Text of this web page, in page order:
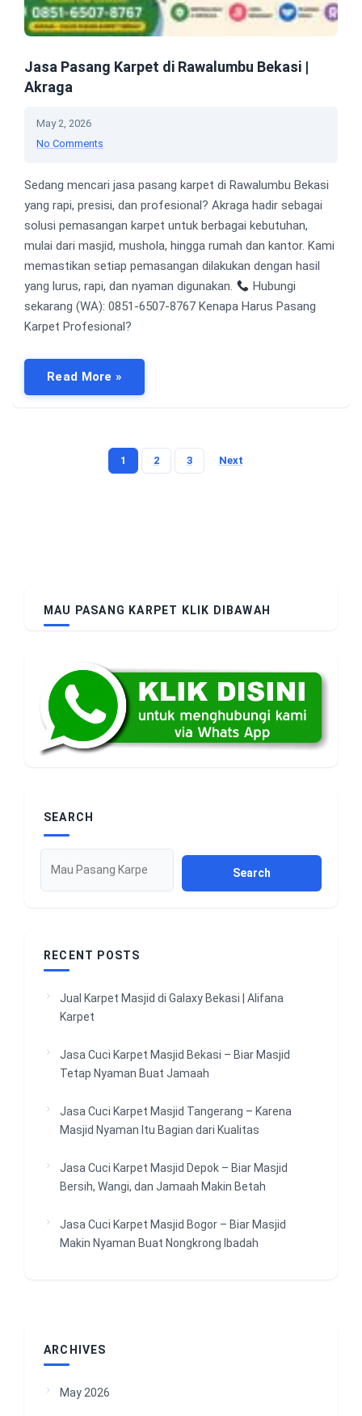
Jasa Pasang Karpet di Rawalumbu Bekasi |
Akraga
May 2, 2026
No Comments
Sedang mencari jasa pasang karpet di Rawalumbu Bekasi
yang rapi, presisi, dan profesional? Akraga hadir sebagai
solusi pemasangan karpet untuk berbagai kebutuhan,
mulai dari masjid, mushola, hingga rumah dan kantor. Kami
memastikan setiap pemasangan dilakukan dengan hasil
yang lurus, rapi, dan nyaman digunakan.
Hubungi
sekarang (WA): 0851-6507-8767 Kenapa Harus Pasang
Karpet Profesional?
Read More »
1 2 3 Next
MAU PASANG KARPET KLIK DIBAWAH
SEARCH
Search
RECENT POSTS
Jual Karpet Masjid di Galaxy Bekasi | Alifana
Karpet
Jasa Cuci Karpet Masjid Bekasi – Biar Masjid
Tetap Nyaman Buat Jamaah
Jasa Cuci Karpet Masjid Tangerang – Karena
Masjid Nyaman Itu Bagian dari Kualitas
Jasa Cuci Karpet Masjid Depok – Biar Masjid
Bersih, Wangi, dan Jamaah Makin Betah
Jasa Cuci Karpet Masjid Bogor – Biar Masjid
Makin Nyaman Buat Nongkrong Ibadah
ARCHIVES
May 2026